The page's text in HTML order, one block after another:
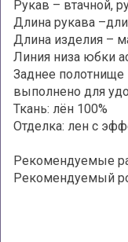
Рукав – втачной,
Длина рукава
Длина изделия –
Линия низа юбки
Заднее
выполнено для
Ткань: лён 100%
Отделка: лен с
Рекомендуемые
Рекомендуемый